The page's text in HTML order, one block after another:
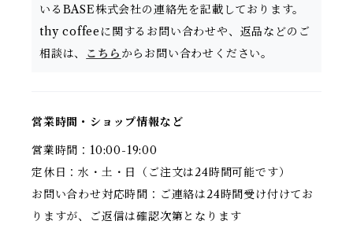
いるBASE株式会社の連絡先を記載しております。
thy coffeeに関するお問い合わせや、返品などのご
相談は、 こちら からお問い合わせください。
営業時間・ショップ情報など
営業時間：10:00-19:00
定休日：水・土・日（ご注文は24時間可能です）
お問い合わせ対応時間：ご連絡は24時間受け付けてお
りますが、ご返信は確認次第となります